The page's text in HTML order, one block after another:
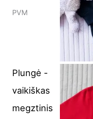
PVM
Plungė -
vaikiškas
megztinis